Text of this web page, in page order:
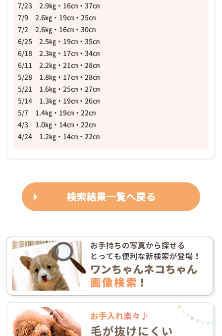
7/23 2.9㎏・16㎝・37㎝
7/9 2.6㎏・19㎝・25㎝
7/2 2.6㎏・16㎝・30㎝
6/25 2.5㎏・19㎝・35㎝
6/18 2.3㎏・17㎝・34㎝
6/11 2.2㎏・21㎝・28㎝
5/28 1.8㎏・17㎝・28㎝
5/21 1.6㎏・25㎝・27㎝
5/14 1.3㎏・19㎝・26㎝
5/7 1.4㎏・19㎝・22㎝
4/3 1.0㎏・14㎝・22㎝
4/24 1.2㎏・14㎝・22㎝
検索結果一覧へ戻る